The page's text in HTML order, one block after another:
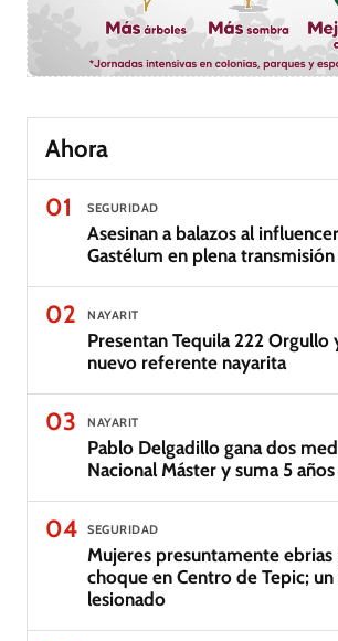
Ahora
01
SEGURIDAD
Asesinan a balazos al
Gastélum en plena
02 NAYARIT
Presentan Tequila 222 Orgullo
nuevo referente nayarita
03 NAYARIT
Pablo Delgadillo gana dos
Nacional Máster y suma 5
04 SEGURIDAD
Mujeres presuntamente
choque en Centro de Tepic;
lesionado